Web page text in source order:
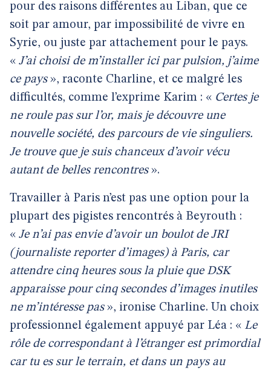
pour des raisons différentes au Liban, que ce
soit par amour, par impossibilité de vivre en
Syrie, ou juste par attachement pour le pays.
« J’ai choisi de m’installer ici par pulsion, j’aime
ce pays», raconte Charline, et ce malgré les
difficultés, comme l’exprime Karim : « Certes je
ne roule pas sur l’or, mais je découvre une
nouvelle société, des parcours de vie singuliers.
Je trouve que je suis chanceux d’avoir vécu
autant de belles rencontres».
Travailler à Paris n’est pas une option pour la
plupart des pigistes rencontrés à Beyrouth :
« Je n’ai pas envie d’avoir un boulot de JRI
(journaliste reporter d’images) à Paris, car
attendre cinq heures sous la pluie que DSK
apparaisse pour cinq secondes d’images inutiles
ne m’intéresse pas», ironise Charline. Un choix
professionnel également appuyé par Léa : « Le
rôle de correspondant à l’étranger est primordial
car tu es sur le terrain, et dans un pays au